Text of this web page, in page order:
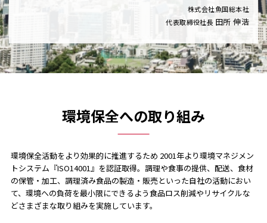
株式会社魚国総本社
代表取締役社長 田所 伸浩
環境保全への取り組み
環境保全活動をより効果的に推進するため 2001年より環境マネジメン
トシステム『ISO14001』を認証取得。調理や食事の提供、配送、食材
の保管・加工、調理済み食品の製造・販売といった自社の活動におい
て、環境への負荷を最小限にできるよう食品ロス削減やリサイクルな
どさまざまな取り組みを実施しています。